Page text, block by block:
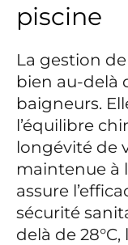
piscine
La gestion
bien au-delà
baigneurs.
l’équilibre
longévité de
maintenue à
assure
sécurité
delà de